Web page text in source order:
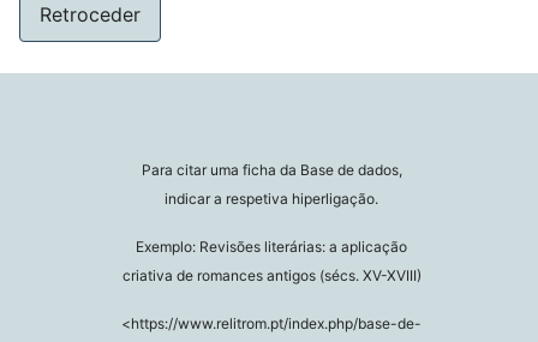
Retroceder
Para citar uma ficha da Base de dados,
indicar a respetiva hiperligação.
Exemplo: Revisões literárias: a aplicação
criativa de romances antigos (sécs. XV-XVIII)
<https://www.relitrom.pt/index.php/base-de-